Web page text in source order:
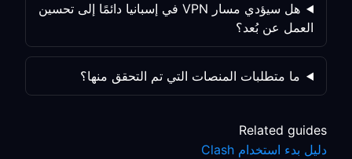
هل سيؤدي مسار VPN في إسبانيا دائمًا إلى تحسين
العمل عن بُعد؟
ما متطلبات المنصات التي تم التحقق منها؟
Related guides
دليل بدء استخدام Clash